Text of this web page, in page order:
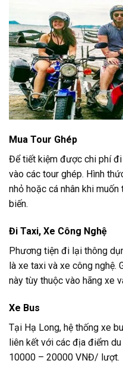
Mua Tour Ghép
Để tiết kiệm được chi phí
vào các tour ghép. Hình
nhỏ hoặc cá nhân khi
biến.
Đi Taxi, Xe Công Nghệ
Phương tiện đi lại thông
là xe taxi và xe công nghệ.
này tùy thuộc vào hãng xe
Xe Bus
Tại Hạ Long, hệ thống xe
liên kết với các địa điểm
10000 – 20000 VNĐ/ lượt.